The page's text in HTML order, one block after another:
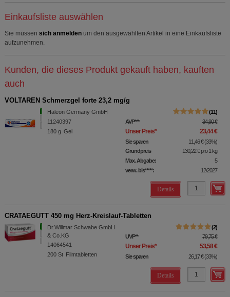
Einkaufsliste auswählen
Sie müssen sich anmelden um den ausgewählten Artikel in eine Einkaufsliste
aufzunehmen.
Kunden, die dieses Produkt gekauft haben, kauften
auch
VOLTAREN Schmerzgel forte 23,2 mg/g
Haleon Germany GmbH
11240397
180 g Gel
11
AVP*** 34,90 €
Unser Preis* 23,44 €
Sie sparen 11,46 € (33%)
Grundpreis
130,22 €pro 1 kg
Max. Abgabe:
5
verw. bis*****:
12/2027
Details
CRATAEGUTT 450 mg Herz-Kreislauf-Tabletten
Dr.Willmar Schwabe GmbH
& Co.KG
14064541
200 St Filmtabletten
2
UVP** 79,75 €
Unser Preis* 53,58 €
Sie sparen 26,17 € (33%)
Details